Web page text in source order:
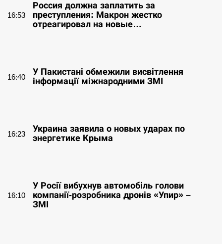
16:53
Россия должна заплатить за
преступления: Макрон жестко
отреагировал на новые…
16:40
У Пакистані обмежили висвітлення
інформації міжнародними ЗМІ
16:23
Украина заявила о новых ударах по
энергетике Крыма
16:10
У Росії вибухнув автомобіль голови
компанії-розробника дронів «Упир» –
ЗМІ